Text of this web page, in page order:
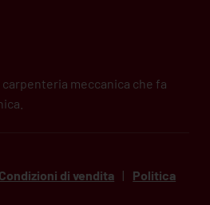
carpenteria meccanica che fa
Condizioni di vendita |
Politica